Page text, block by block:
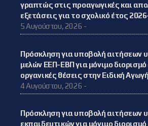
γραπτώς στις προαγωγικές και
εξετάσεις για το σχολικό έτος
5 Αυγούστου, 2026 -
Πρόσκληση για υποβολή αιτήσεων
μελών ΕΕΠ-ΕΒΠ για μόνιμο διορισμό
οργανικές θέσεις στην Ειδική
4 Αυγούστου, 2026 -
Πρόσκληση για υποβολή αιτήσεων
εκπαιδευτικών για μόνιμο διορισμό